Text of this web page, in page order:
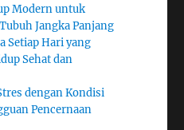
Modern untuk
Jangka Panjang
Setiap Hari yang
Sehat dan
dengan Kondisi
Pencernaan